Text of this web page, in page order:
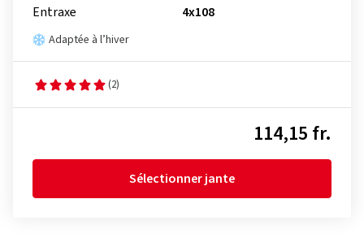
Entraxe 4x108
Adaptée à l’hiver
(2)
114,15 fr.
Sélectionner jante